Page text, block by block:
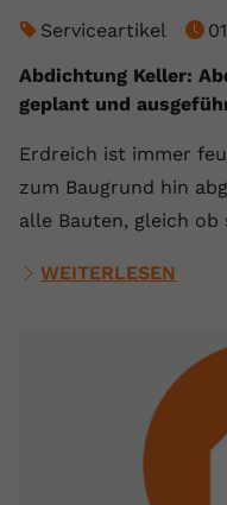
Serviceartikel
Abdichtung Keller:
geplant und
Erdreich ist immer
zum Baugrund hin
alle Bauten, gleich
WEITERLESEN